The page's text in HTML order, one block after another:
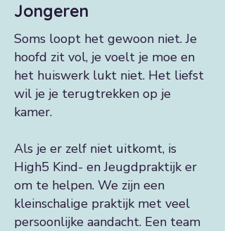
Jongeren
Soms loopt het gewoon niet. Je
hoofd zit vol, je voelt je moe en
het huiswerk lukt niet. Het liefst
wil je je terugtrekken op je
kamer.
Als je er zelf niet uitkomt, is
High5 Kind- en Jeugdpraktijk er
om te helpen. We zijn een
kleinschalige praktijk met veel
persoonlijke aandacht. Een team